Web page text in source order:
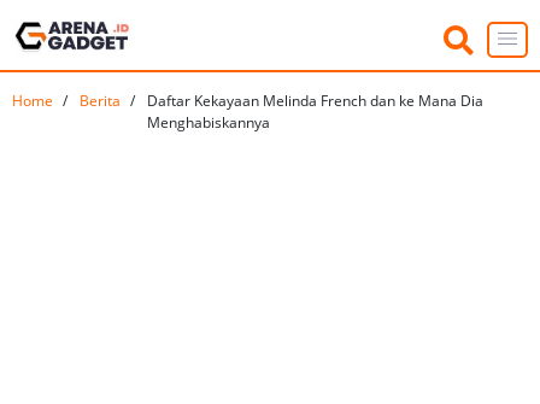
Home Berita
Daftar Kekayaan Melinda French dan ke Mana Dia
Menghabiskannya